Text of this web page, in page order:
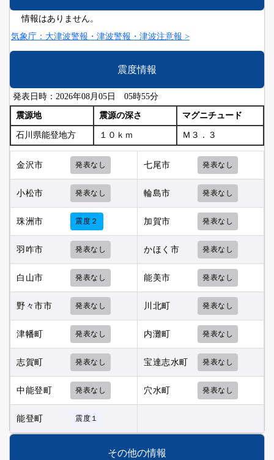
情報はありません。
気象庁：大津波警報・津波警報・津波注意報 >
震度情報
発表日時：2026年08月05日 05時55分
震源地 震源の深さ マグニチュード
石川県能登地方 １０ｋｍ Ｍ３．３
金沢市 発表なし 七尾市 発表なし
小松市 発表なし 輪島市 発表なし
珠洲市 震度２ 加賀市 発表なし
羽咋市 発表なし かほく市 発表なし
白山市 発表なし 能美市 発表なし
野々市市 発表なし 川北町 発表なし
津幡町 発表なし 内灘町 発表なし
志賀町 発表なし 宝達志水町 発表なし
中能登町 発表なし 穴水町 発表なし
能登町 震度１
その他の情報